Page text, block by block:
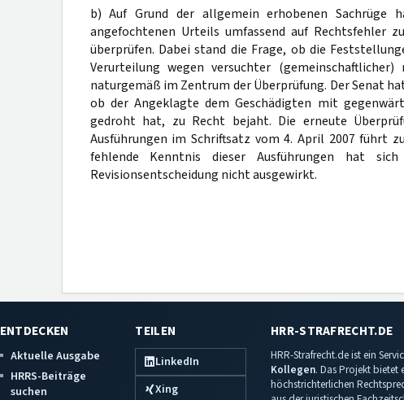
b) Auf Grund der allgemein erhobenen Sachrüge
angefochtenen Urteils umfassend auf Rechtsfehler
überprüfen. Dabei stand die Frage, ob die
Verurteilung wegen versuchter (gemeinschaftlicher)
naturgemäß im Zentrum der Überprüfung. Der Senat
ob der Angeklagte dem Geschädigten mit
gedroht hat, zu Recht bejaht. Die erneute
Ausführungen im Schriftsatz vom 4. April 2007 führt
fehlende Kenntnis dieser Ausführungen hat
Revisionsentscheidung nicht ausgewirkt.
ENTDECKEN
Aktuelle Ausgabe
HRRS-Beiträge
suchen
TEILEN
LinkedIn
Xing
HRR-STRAFRECHT.DE
HRR-Strafrecht.de ist ein
Kollegen. Das Projekt bietet
höchstrichterlichen